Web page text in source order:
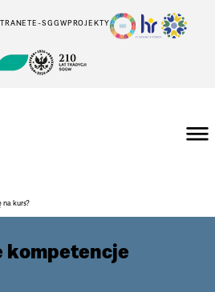
E-SGGWPROJEKTY
na kurs?
kompetencje